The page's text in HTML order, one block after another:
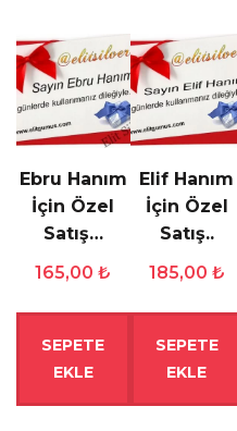
Ebru Hanım
İçin Özel
Satış…
165,00₺
SEPETE
EKLE
Elif Hanım
İçin Özel
Satış..
185,00 ₺
SEPETE
EKLE